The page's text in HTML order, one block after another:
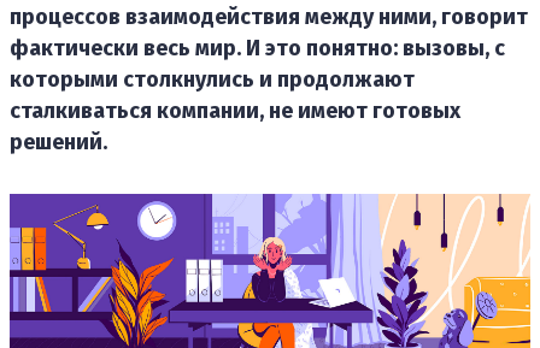
процессов взаимодействия между ними, говорит
фактически весь мир. И это понятно: вызовы, с
которыми столкнулись и продолжают
сталкиваться компании, не имеют готовых
решений.